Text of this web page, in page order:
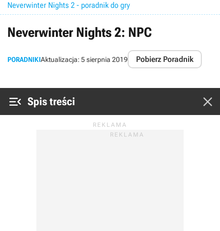
Neverwinter Nights 2 - poradnik do gry
Neverwinter Nights 2: NPC
PORADNIKIAktualizacja: 5 sierpnia 2019 Pobierz Poradnik
 Spis treści 